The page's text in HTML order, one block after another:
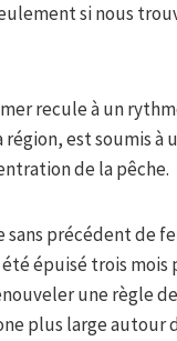
si nous
recule à un
est soumis à
de la pêche.
sans précédent de
épuisé trois
une règle
plus large autour